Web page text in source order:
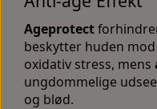
Ageprotect
beskytter huden
oxidativ stress, mens
ungdommelige
og blød.